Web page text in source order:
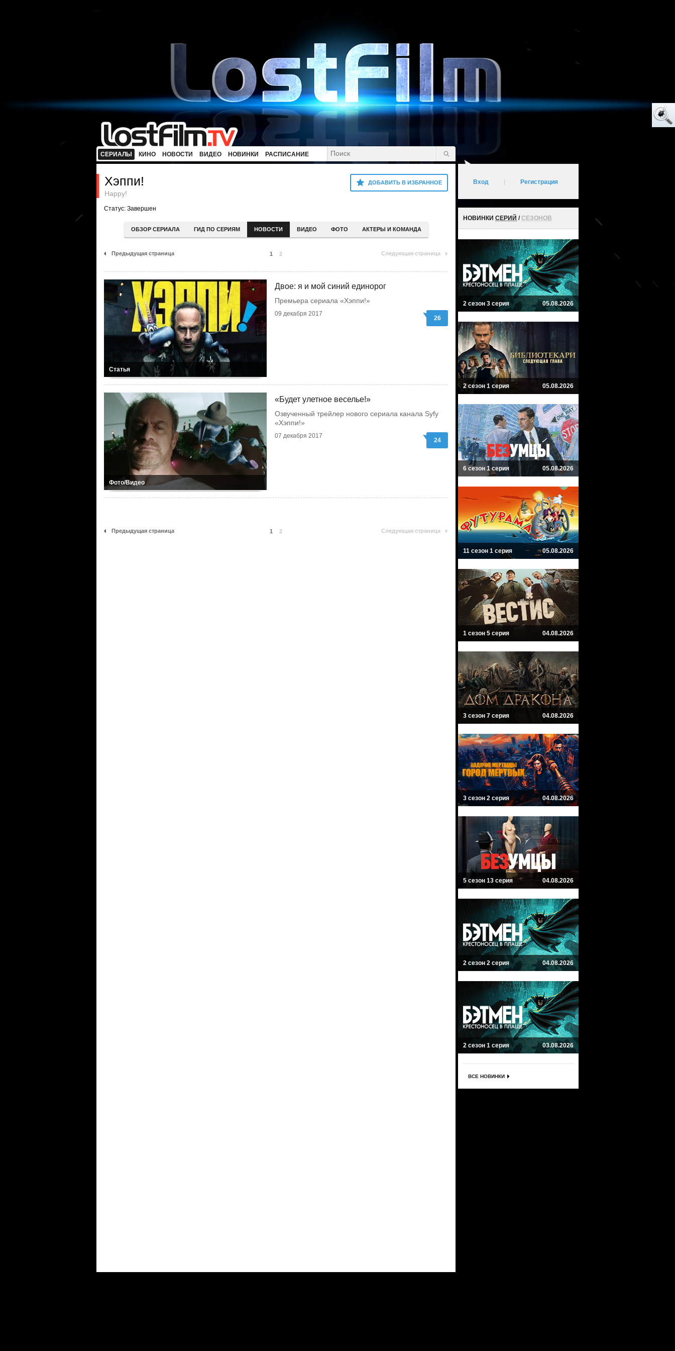
СЕРИАЛЫ КИНО НОВОСТИ ВИДЕО НОВИНКИ РАСПИСАНИЕ
ДОБАВИТЬ В ИЗБРАННОЕ
Хэппи!
Happy!
Статус: Завершен
ОБЗОР СЕРИАЛА ГИД ПО СЕРИЯМ НОВОСТИ ВИДЕО ФОТО АКТЕРЫ И КОМАНДА
Предыдущая страница 1 2 Следующая страница
Статья
Двое: я и мой синий единорог
Премьера сериала «Хэппи!»
09 декабря 2017
26
Фото/Видео
«Будет улетное веселье!»
Озвученный трейлер нового сериала канала Syfy
«Хэппи!»
07 декабря 2017
24
Предыдущая страница 1 2 Следующая страница
Вход Регистрация
НОВИНКИ СЕРИЙ /СЕЗОНОВ
2 сезон 3 серия 05.08.2026
2 сезон 1 серия 05.08.2026
6 сезон 1 серия 05.08.2026
11 сезон 1 серия 05.08.2026
1 сезон 5 серия 04.08.2026
3 сезон 7 серия 04.08.2026
3 сезон 2 серия 04.08.2026
5 сезон 13 серия 04.08.2026
2 сезон 2 серия 04.08.2026
2 сезон 1 серия 03.08.2026
ВСЕ НОВИНКИ